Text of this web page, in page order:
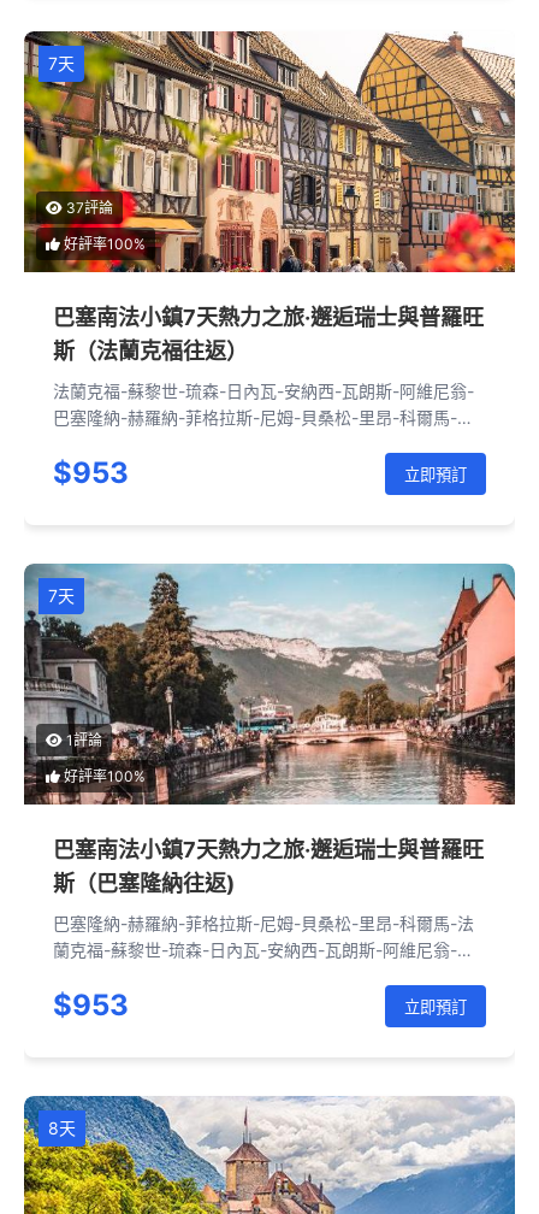
7天
37評論
好評率100%
巴塞南法小鎮7天熱力之旅·邂逅瑞士與普羅旺
斯（法蘭克福往返）
法蘭克福-蘇黎世-琉森-日內瓦-安納西-瓦朗斯-阿維尼翁-
巴塞隆納-赫羅納-菲格拉斯-尼姆-貝桑松-里昂-科爾馬-法
$953 立即預訂
7天
1評論
好評率100%
巴塞南法小鎮7天熱力之旅·邂逅瑞士與普羅旺
斯（巴塞隆納往返)
巴塞隆納-赫羅納-菲格拉斯-尼姆-貝桑松-里昂-科爾馬-法
蘭克福-蘇黎世-琉森-日內瓦-安納西-瓦朗斯-阿維尼翁-巴
$953 立即預訂
8天